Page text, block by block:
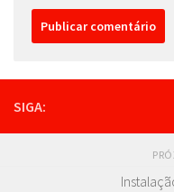
SIGA: